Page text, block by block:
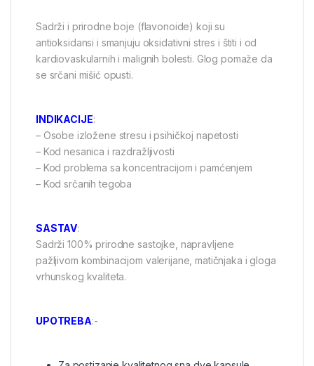
Sadrži i prirodne boje (flavonoide) koji su
antioksidansi i smanjuju oksidativni stres i štiti i od
kardiovaskularnih i malignih bolesti. Glog pomaže da
se srčani mišić opusti.
INDIKACIJE:
– Osobe izložene stresu i psihičkoj napetosti
– Kod nesanica i razdražljivosti
– Kod problema sa koncentracijom i pamćenjem
– Kod srčanih tegoba
SASTAV:
Sadrži 100% prirodne sastojke, napravljene
pažljivom kombinacijom valerijane, matičnjaka i gloga
vrhunskog kvaliteta.
UPOTREBA:-